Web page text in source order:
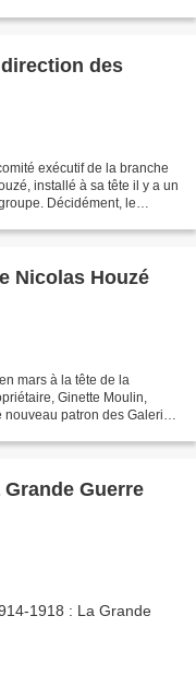
direction des
exécutif de la branche
installé à sa tête il y a un
Décidément, le
Nicolas Houzé
mars à la tête de la
Ginette Moulin,
patron des Galeries
Guerre